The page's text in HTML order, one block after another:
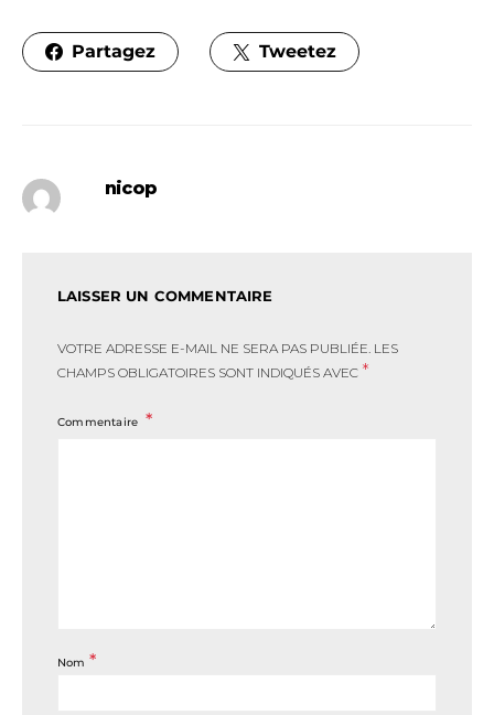
Partagez Tweetez
nicop
LAISSER UN COMMENTAIRE
VOTRE ADRESSE E-MAIL NE SERA PAS PUBLIÉE. LES
CHAMPS OBLIGATOIRES SONT INDIQUÉS AVEC *
Commentaire
Nom *